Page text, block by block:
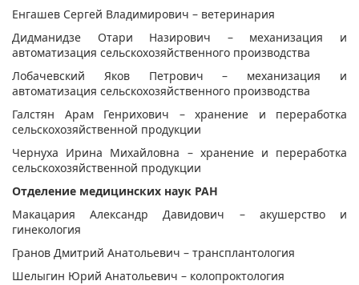
Енгашев Сергей Владимирович – ветеринария
Дидманидзе Отари Назирович – механизация и
автоматизация сельскохозяйственного производства
Лобачевский Яков Петрович – механизация и
автоматизация сельскохозяйственного производства
Галстян Арам Генрихович – хранение и переработка
сельскохозяйственной продукции
Чернуха Ирина Михайловна – хранение и переработка
сельскохозяйственной продукции
Отделение медицинских наук РАН
Макацария Александр Давидович – акушерство и
гинекология
Гранов Дмитрий Анатольевич – трансплантология
Шелыгин Юрий Анатольевич – колопроктология